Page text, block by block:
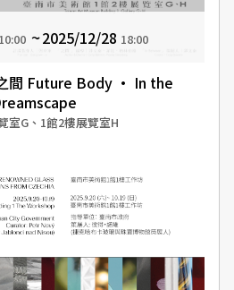
10:00 2025/12/28 18:00
間 Future Body · In the
室G、1館2樓展覽室H